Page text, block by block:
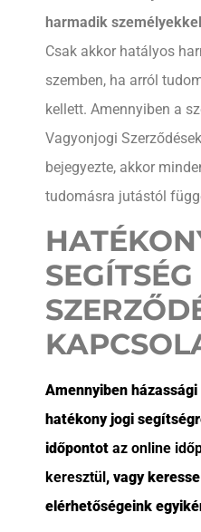
harmadik
Csak akkor hatályos
szemben, ha arról
kellett. Amennyiben a
Vagyonjogi
bejegyezte, akkor
tudomásra jutástól
Amennyiben
hatékony jogi
időpontot az online
keresztül , vagy
elérhetőségeink